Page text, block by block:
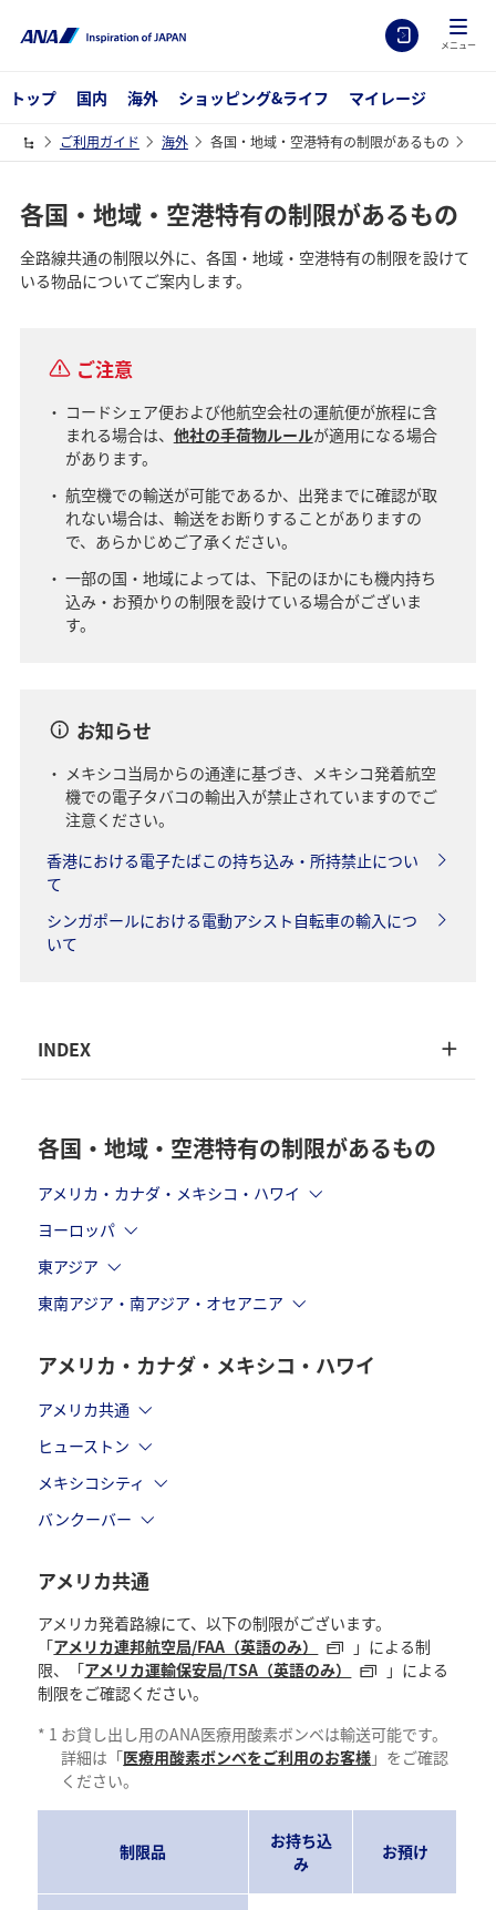
メニュー
トップ 国内 海外 ショッピング&ライフ マイレージ
ご利用ガイド 海外 各国・地域・空港特有の制限があるもの
各国・地域・空港特有の制限があるもの
全路線共通の制限以外に、各国・地域・空港特有の制限を設けて
いる物品についてご案内します。
ご注意
コードシェア便および他航空会社の運航便が旅程に含
まれる場合は、 他社の手荷物ルールが適用になる場合
があります。
航空機での輸送が可能であるか、出発までに確認が取
れない場合は、輸送をお断りすることがありますの
で、あらかじめご了承ください。
一部の国・地域によっては、下記のほかにも機内持ち
込み・お預かりの制限を設けている場合がございま
す。
お知らせ
メキシコ当局からの通達に基づき、メキシコ発着航空
機での電子タバコの輸出入が禁止されていますのでご
注意ください。
香港における電子たばこの持ち込み・所持禁止につい
て
シンガポールにおける電動アシスト自転車の輸入につ
いて
INDEX
各国・地域・空港特有の制限があるもの
アメリカ・カナダ・メキシコ・ハワイ
ヨーロッパ
東アジア
東南アジア・南アジア・オセアニア
アメリカ・カナダ・メキシコ・ハワイ
アメリカ共通
ヒューストン
メキシコシティ
バンクーバー
アメリカ共通
アメリカ発着路線にて、以下の制限がございます。
「アメリカ連邦航空局/FAA（英語のみ）
」による制
限、「アメリカ運輸保安局/TSA（英語のみ）
」による
制限をご確認ください。
* 1 お貸し出し用のANA医療用酸素ボンベは輸送可能です。
詳細は「医療用酸素ボンベをご利用のお客様 」をご確認
ください。
制限品
お持ち込
み
お預け